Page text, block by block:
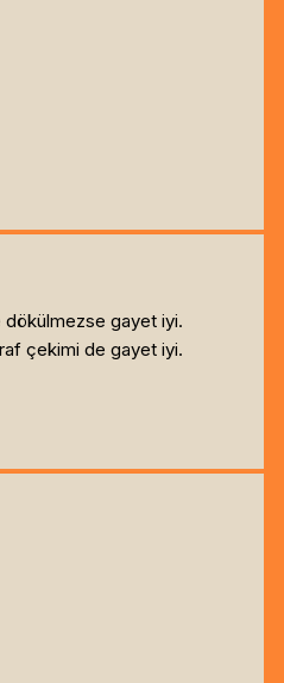
dökülmezse gayet iyi.
çekimi de gayet iyi.